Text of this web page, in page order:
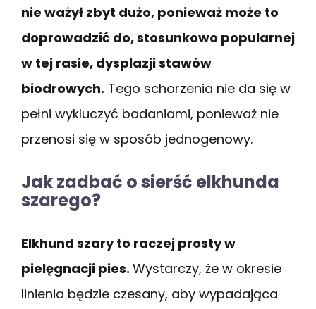
nie ważył zbyt dużo, ponieważ może to
doprowadzić do, stosunkowo popularnej
w tej rasie, dysplazji stawów
biodrowych. Tego schorzenia nie da się w
pełni wykluczyć badaniami, ponieważ nie
przenosi się w sposób jednogenowy.
Jak zadbać o sierść elkhunda
szarego?
Elkhund szary to raczej prosty w
pielęgnacji pies. Wystarczy, że w okresie
linienia będzie czesany, aby wypadająca